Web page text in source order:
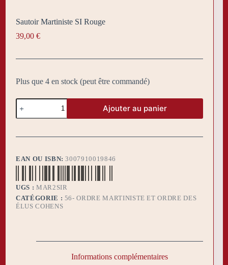
Sautoir Martiniste SI Rouge
39,00 €
Plus que 4 en stock (peut être commandé)
quantité
de
Sautoir
SI
Ajouter au panier
EAN OU ISBN:3007910019846
UGS : MAR2SIR
CATÉGORIE : 56- ORDRE MARTINISTE ET ORDRE DES
ÉLUS COHENS
Informations complémentaires